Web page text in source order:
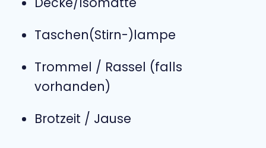
Taschen(Stirn-)lampe
Trommel / Rassel (falls
vorhanden)
Brotzeit / Jause